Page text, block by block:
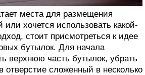
места для размещения
или хочется использовать какой-
стоит присмотреться к идее
бутылок. Для начала
верхнюю часть бутылок, убрать
отверстие сложенный в несколько